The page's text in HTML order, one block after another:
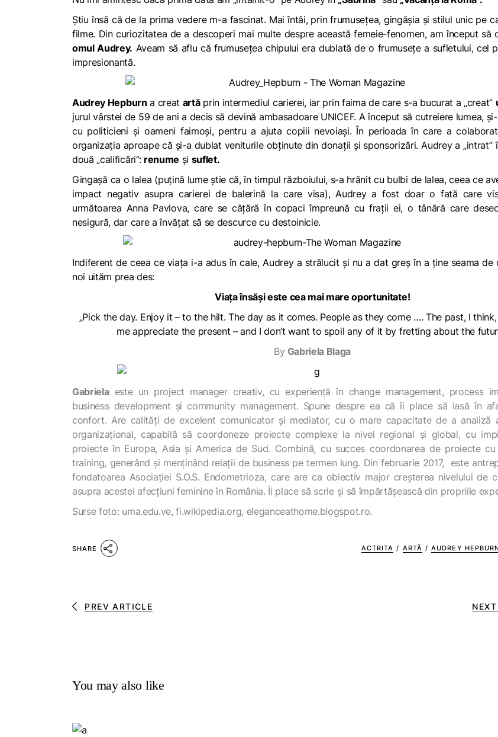
Știu însă că de la prima vedere m-a fascinat. Mai întâi, prin frumusețea, gingășia și stilul unic pe
filme. Din curiozitatea de a descoperi mai multe despre această femeie-fenomen, am început să
omul Audrey. Aveam să aflu că frumusețea chipului era dublată de o frumusețe a sufletului, cel
impresionantă.
Audrey Hepburn a creat artăprin intermediul carierei, iar prin faima de care s-a bucurat a „creat”
jurul vârstei de 59 de ani a decis să devină ambasadoare UNICEF. A început să cutreiere lumea,
cu politicieni și oameni faimoși, pentru a ajuta copiii nevoiași. În perioada în care a colaborat
organizația aproape că și-a dublat veniturile obținute din donații și sponsorizări. Audrey a „intrat”
două „calificări”: renume și suflet.
Gingașă ca o lalea (puțină lume știe că, în timpul războiului, s-a hrănit cu bulbi de lalea, ceea ce
impact negativ asupra carierei de balerină la care visa), Audrey a fost doar o fată care
următoarea Anna Pavlova, care se cățără în copaci împreună cu frații ei, o tânără care
nesigură, dar care a învățat să se descurce cu destoinicie.
Indiferent de ceea ce viața i-a adus în cale, Audrey a strălucit și nu a dat greș în a ține seama de
noi uităm prea des:
Viața însăși este cea mai mare oportunitate!
„Pick the day. Enjoy it – to the hilt. The day as it comes. People as they come …. The past, I
me appreciate the present – and I don’t want to spoil any of it by fretting about the
By Gabriela Blaga
Gabrielaeste un project manager creativ, cu experiență în change management, process
business development și community management. Spune despre ea că îi place să iasă în
confort. Are calități de excelent comunicator și mediator, cu o mare capacitate de a analiză
organizațional, capabilă să coordoneze proiecte complexe la nivel regional și global, cu
proiecte în Europa, Asia și America de Sud. Combină, cu succes coordonarea de proiecte
training, generând și menținând relații de business pe termen lung. Din februarie 2017, este
fondatoarea Asociației S.O.S. Endometrioza, care are ca obiectiv major creșterea nivelului de
asupra acestei afecțiuni feminine în România. Îi place să scrie și să împărtășească din propriile
Surse foto: uma.edu.ve, fi.wikipedia.org, eleganceathome.blogspot.ro.
SHARE ACTRITA / ARTĂ / AUDREY
PREV ARTICLE
You may also like